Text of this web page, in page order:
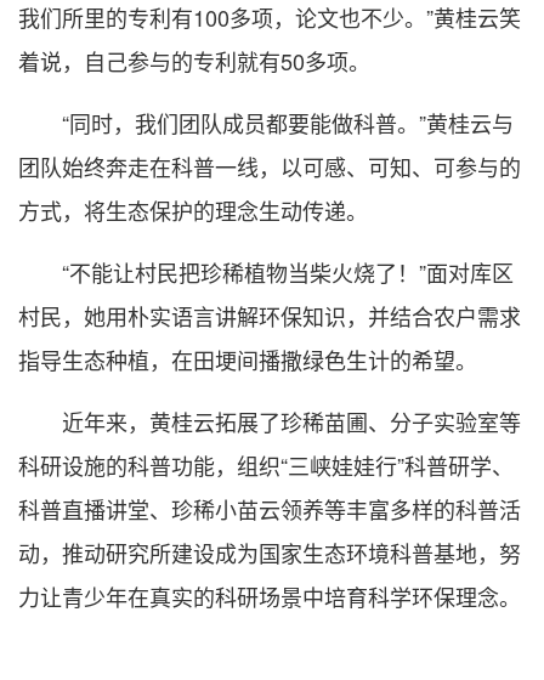
我们所里的专利有100多项，论文也不少。”黄桂云笑
着说，自己参与的专利就有50多项。
“同时，我们团队成员都要能做科普。”黄桂云与
团队始终奔走在科普一线，以可感、可知、可参与的
方式，将生态保护的理念生动传递。
“不能让村民把珍稀植物当柴火烧了！”面对库区
村民，她用朴实语言讲解环保知识，并结合农户需求
指导生态种植，在田埂间播撒绿色生计的希望。
近年来，黄桂云拓展了珍稀苗圃、分子实验室等
科研设施的科普功能，组织“三峡娃娃行”科普研学、
科普直播讲堂、珍稀小苗云领养等丰富多样的科普活
动，推动研究所建设成为国家生态环境科普基地，努
力让青少年在真实的科研场景中培育科学环保理念。